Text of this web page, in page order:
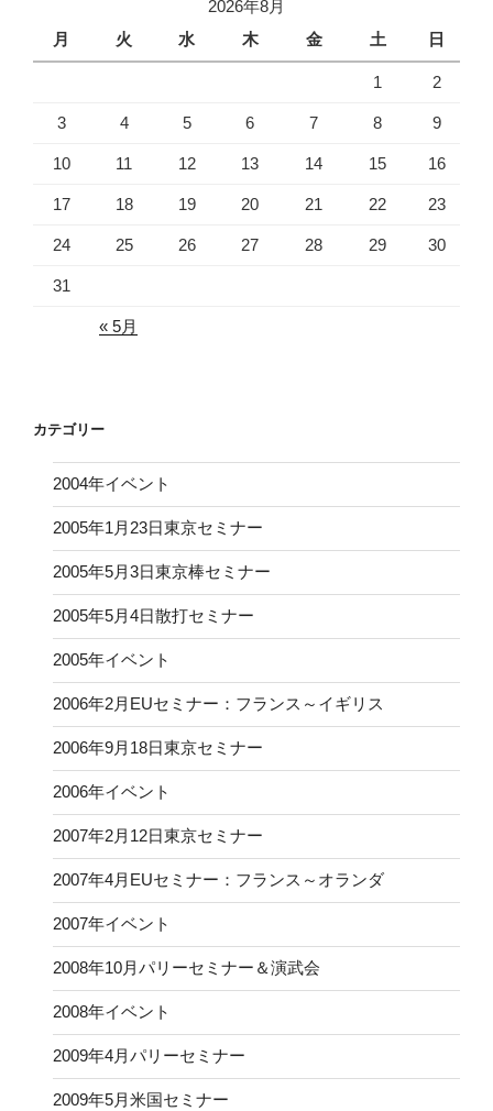
2026年8月
月
火 水 木 金 土 日
1 2
3 4 5 6 7 8 9
10 11 12 13 14 15 16
17 18 19 20 21 22 23
24 25 26 27 28 29 30
31
« 5月
カテゴリー
2004年イベント
2005年1月23日東京セミナー
2005年5月3日東京棒セミナー
2005年5月4日散打セミナー
2005年イベント
2006年2月EUセミナー：フランス～イギリス
2006年9月18日東京セミナー
2006年イベント
2007年2月12日東京セミナー
2007年4月EUセミナー：フランス～オランダ
2007年イベント
2008年10月パリーセミナー＆演武会
2008年イベント
2009年4月パリーセミナー
2009年5月米国セミナー